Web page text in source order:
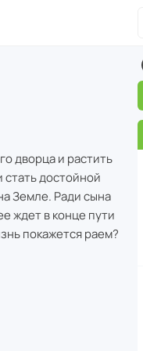
дворца и растить
достойной
Земле. Ради сына
ждет в конце пути
покажется раем?